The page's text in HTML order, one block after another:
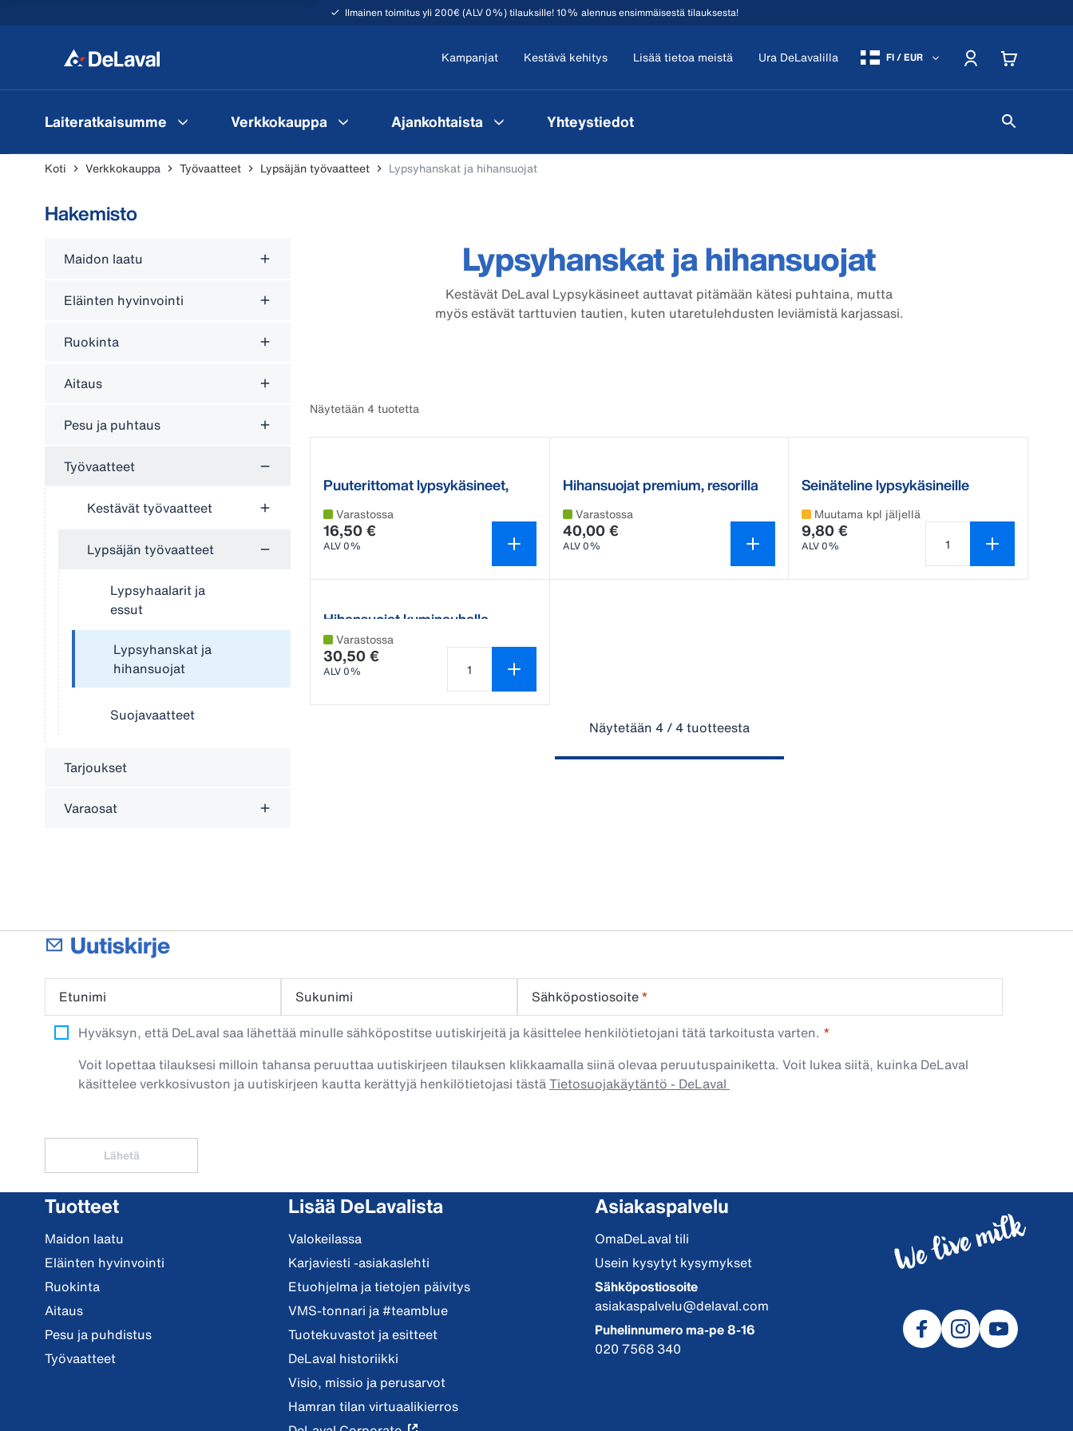
Ilmainen toimitus yli 200€ (ALV 0%) tilauksille! 10% alennus ensimmäisestä tilauksesta!
Kampanjat Kestävä kehitys Lisää tietoa meistä Ura DeLavalilla FI / EUR
Laiteratkaisumme Verkkokauppa Ajankohtaista Yhteystiedot
Koti Verkkokauppa Työvaatteet Lypsäjän työvaatteet Lypsyhanskat ja hihansuojat
Hakemisto
Maidon laatu
Eläinten hyvinvointi
Ruokinta
Aitaus
Pesu ja puhtaus
Työvaatteet
Kestävät työvaatteet
Lypsäjän työvaatteet
Lypsyhaalarit ja
essut
Lypsyhanskat ja
hihansuojat
Suojavaatteet
Tarjoukset
Varaosat
Lypsyhanskat ja hihansuojat
Kestävät DeLaval Lypsykäsineet auttavat pitämään kätesi puhtaina, mutta
myös estävät tarttuvien tautien, kuten utaretulehdusten leviämistä karjassasi.
Näytetään 4 tuotetta
Puuterittomat lypsykäsineet,
Varastossa
16,50 €
ALV 0%
Hihansuojat premium, resorilla
Varastossa
40,00 €
ALV 0%
Seinäteline lypsykäsineille
Muutama kpl jäljellä
9,80 €
ALV 0%
Tuotteen määrä on 1
Hihansuojat kuminauhalla
Varastossa
30,50 €
ALV 0%
Tuotteen määrä on 1
Näytetään 4 / 4 tuotteesta
Uutiskirje
Etunimi Sukunimi Sähköpostiosoite*
Hyväksyn, että DeLaval saa lähettää minulle sähköpostitse uutiskirjeitä ja käsittelee henkilötietojani tätä tarkoitusta varten.
Voit lopettaa tilauksesi milloin tahansa peruuttaa uutiskirjeen tilauksen klikkaamalla siinä olevaa peruutuspainiketta. Voit lukea siitä, kuinka DeLaval
käsittelee verkkosivuston ja uutiskirjeen kautta kerättyjä henkilötietojasi tästäTietosuojakäytäntö - DeLaval
Lähetä
Tuotteet
Maidon laatu
Eläinten hyvinvointi
Ruokinta
Aitaus
Pesu ja puhdistus
Työvaatteet
Lisää DeLavalista
Valokeilassa
Karjaviesti -asiakaslehti
Etuohjelma ja tietojen päivitys
VMS-tonnari ja #teamblue
Tuotekuvastot ja esitteet
DeLaval historiikki
Visio, missio ja perusarvot
Hamran tilan virtuaalikierros
Asiakaspalvelu
OmaDeLaval tili
Usein kysytyt kysymykset
Sähköpostiosoite
asiakaspalvelu@delaval.com
Puhelinnumero ma-pe 8-16
020 7568 340